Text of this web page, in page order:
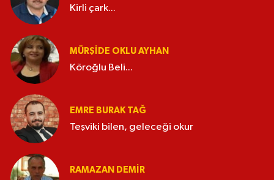
Kirli çark...
MÜRŞIDE OKLU AYHAN
Köroğlu Beli...
EMRE BURAK TAĞ
Teşviki bilen, geleceği okur
RAMAZAN DEMİR